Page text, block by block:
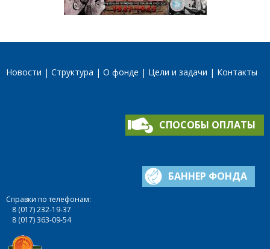
Новости Структура О фонде Цели и задачи Контакты
СПОСОБЫ ОПЛАТЫ
БАННЕР ФОНДА
Справки по телефонам:
8 (017) 232-19-37
8 (017) 363-09-54